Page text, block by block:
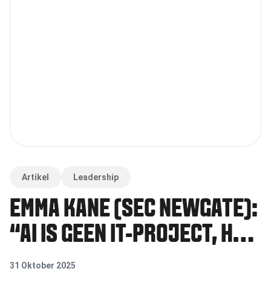
Artikel Leadership
EMMA KANE (SEC NEWGATE):
“AI IS GEEN IT-PROJECT, HET
IS LEIDERSCHAP”
31 Oktober 2025